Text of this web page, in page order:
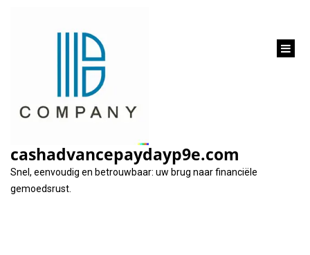
cashadvancepaydayp9e.com
Snel, eenvoudig en betrouwbaar: uw brug naar financiële
gemoedsrust.
Categorie: